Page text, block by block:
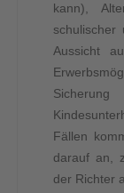
kann),
schulischer
Aussicht
Fällen
darauf an,
der Richter